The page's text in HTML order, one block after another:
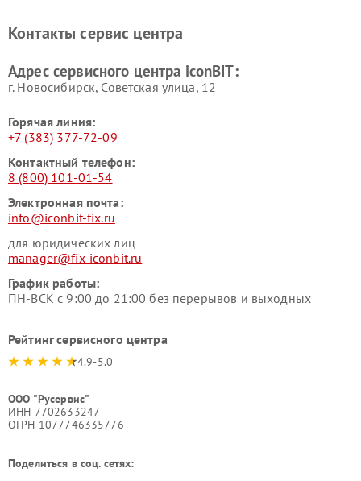
Контакты сервис центра
Адрес сервисного центра iconBIT:
г. Новосибирск, Советская улица, 12
Горячая линия:
+7 (383) 377-72-09
Контактный телефон:
8 (800) 101-01-54
Электронная почта:
info@iconbit-fix.ru
для юридических лиц
manager@fix-iconbit.ru
График работы:
ПН-ВСК с 9:00 до 21:00 без перерывов и выходных
Рейтинг сервисного центра
4.9-5.0
ООО "Русервис"
ИНН 7702633247
ОГРН 1077746335776
Поделиться в соц. сетях: